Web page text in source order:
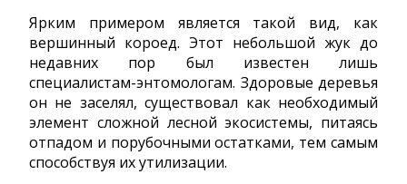
Ярким примером является такой вид, как
вершинный короед. Этот небольшой жук до
недавних пор был известен лишь
специалистам-энтомологам. Здоровые деревья
он не заселял, существовал как необходимый
элемент сложной лесной экосистемы, питаясь
отпадом и порубочными остатками, тем самым
способствуя их утилизации.